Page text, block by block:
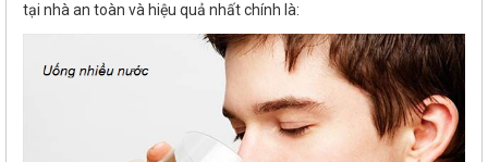
tại nhà an toàn và hiệu quả nhất chính là: